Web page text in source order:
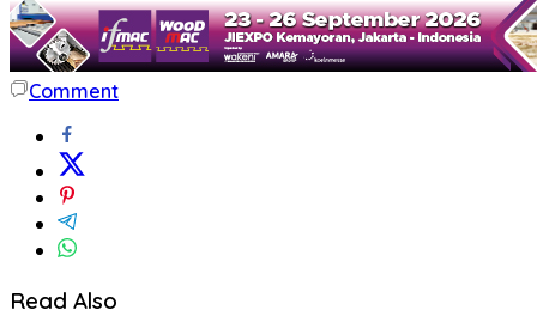
Comment
Read Also